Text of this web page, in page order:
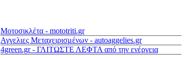
Μοτοσικλέτα - mototriti.gr
Αγγελιες Μεταχειρισμένων - autoaggelies.gr
4green.gr - ΓΛΙΤΩΣΤΕ ΛΕΦΤΑ από την ενέργεια